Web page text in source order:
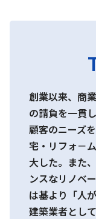
創業以来、商
の請負を一貫
顧客のニーズ
宅・リフォ－
大した。また
ンスなリノベ
は基より「人
建築業者とし